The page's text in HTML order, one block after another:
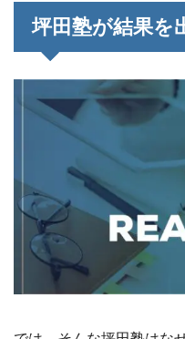
坪田塾が結果を